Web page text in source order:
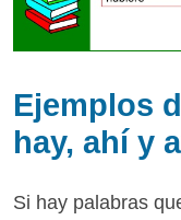
Ejemplos
hay, ahí y
Si hay palabras